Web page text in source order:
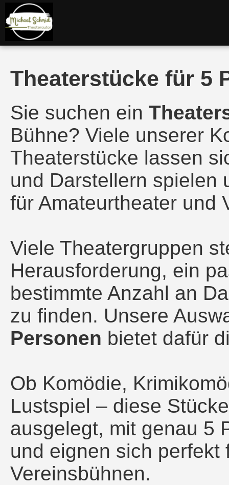
Theaterstücke für 5
Sie suchen ein
Bühne? Viele unserer
Theaterstücke lassen
und Darstellern spielen
für Amateurtheater und
Viele Theatergruppen
Herausforderung, ein
bestimmte Anzahl an
zu finden. Unsere
Personen bietet dafür
Ob Komödie,
Lustspiel – diese
ausgelegt, mit genau 5
und eignen sich perfekt
Vereinsbühnen.